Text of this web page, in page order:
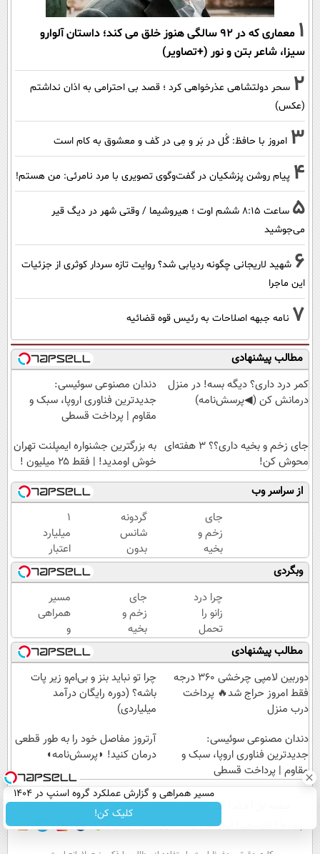
1
معماری که در 92 سالگی هنوز خلق می کند؛ داستان آلوارو
سیزا، شاعر بتن و نور (+تصاویر)
2 سحر دولتشاهی عذرخواهی کرد ؛ قصد بی احترامی به اذان نداشتم
(عکس)
3 امروز با حافظ: گُل در بَر و مِی در کَف و معشوق به کام است
4 پیام روشن پزشکیان در گفت‌و‌گوی تصویری با مرد نامرئی: من هستم!
5
ساعت ۸:۱۵ ششم اوت ؛ هیروشیما / وقتی شهر در دیگ قیر
می‌جوشید
6 شهید لاریجانی چگونه ردیابی شد؟ روایت تازه سردار کوثری از جزئیات
این ماجرا
7 نامه جبهه اصلاحات به رئیس قوه قضائیه
مطالب پیشنهادی
کمر درد داری؟ دیگه بسه! در منزل
درمانش کن (◀پرسش‌نامه)
دندان مصنوعی سوئیسی:
جدیدترین فناوری اروپا، سبک و
مقاوم | پرداخت قسطی
جای زخم و بخیه داری؟؟ 3 هفته‌ای
محوش کن!
به بزرگترین جشنواره ایمپلنت تهران
خوش اومدید! | فقط ۲۵ میلیون !
از سراسر وب
جای
زخم و
بخیه
داری؟؟
3
هفته‌ای
محوش
کن!
گردونه
شانس
بدون
پوچ از
PS5
تا
آیفون17
و بیت
کوین
🔥
۱
میلیارد
اعتبار
خرید
طلا |
بدون
ضامن
و چک
وبگردی
چرا درد
زانو را
تحمل
می‌کنی؟
خیلی
ساده
درمنزل
جای
زخم و
بخیه
داری؟؟
3
هفته‌ای
محوش
کن!
مسیر
همراهی
و
گزارش
عملکرد
گروه
اسنپ
مطالب پیشنهادی
دوربین لامپی چرخشی 360 درجه
فقط امروز حراج شد🔥 پرداخت
درب منزل
چرا تو نباید بنز و بی‌ام‌و زیر پات
باشه؟ (دوره رایگان درآمد
میلیاردی)
دندان مصنوعی سوئیسی:
جدیدترین فناوری اروپا، سبک و
مقاوم | پرداخت قسطی
آرتروز مفاصل خود را به طور قطعی
درمان کنید! ◗پرسش‌نامه◖
مسیر همراهی و گزارش عملکرد گروه اسنپ در ۱۴۰۴
کلیک کن!
عصر ایران۲ درباره عصرایران تماس با ما
آب و هوا اوقات شرعی سواد زندگی